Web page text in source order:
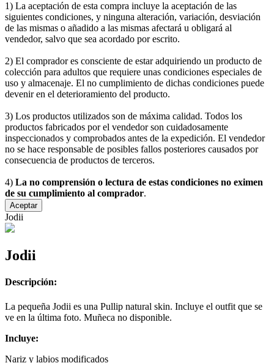
1) La aceptación de esta compra incluye la aceptación de las
siguientes condiciones, y ninguna alteración, variación, desviación
de las mismas o añadido a las mismas afectará u obligará al
vendedor, salvo que sea acordado por escrito.
2) El comprador es consciente de estar adquiriendo un producto de
colección para adultos que requiere unas condiciones especiales de
uso y almacenaje. El no cumplimiento de dichas condiciones puede
devenir en el deterioramiento del producto.
3) Los productos utilizados son de máxima calidad. Todos los
productos fabricados por el vendedor son cuidadosamente
inspeccionados y comprobados antes de la expedición. El vendedor
no se hace responsable de posibles fallos posteriores causados por
consecuencia de productos de terceros.
4) La no comprensión o lectura de estas condiciones no eximen
de su cumplimiento al comprador.
Aceptar
Jodii
Jodii
Descripción:
La pequeña Jodii es una Pullip natural skin. Incluye el outfit que se
ve en la última foto. Muñeca no disponible.
Incluye:
Nariz y labios modificados